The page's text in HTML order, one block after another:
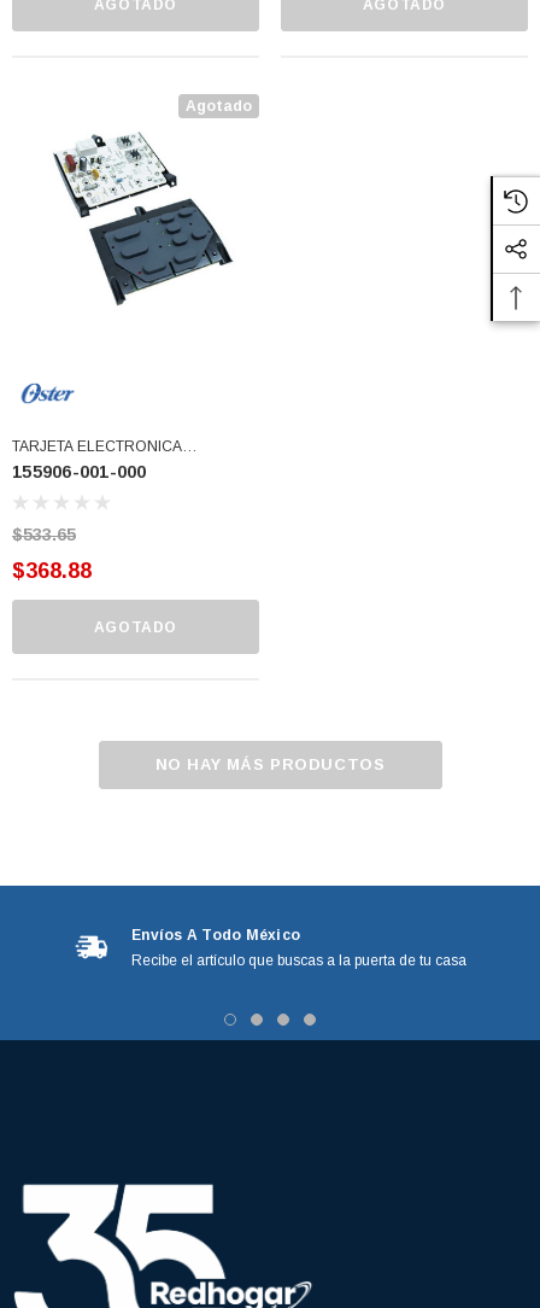
AGOTADO AGOTADO
Agotado
TARJETA ELECTRONICA
OSTERLIC.REVERSIBLE 155906-
101-000 (155906-001-000)
155906-001-000
$533.65
$368.88
AGOTADO
NO HAY MÁS PRODUCTOS
Envíos A Todo México
Recibe el artículo que buscas a la puerta de tu casa